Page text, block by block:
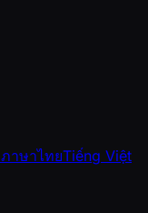
ภาษาไทยTiếng Việt